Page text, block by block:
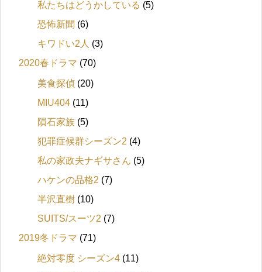
私たちはどうかしている (5)
恐怖新聞 (6)
キワドい2人 (3)
2020春ドラマ (70)
美食探偵 (20)
MIU404 (11)
隕石家族 (5)
犯罪症候群シーズン2 (4)
私の家政夫ナギサさん (5)
ハケンの品格2 (7)
半沢直樹 (10)
SUITS/スーツ2 (7)
2019冬ドラマ (71)
絶対零度 シーズン4 (11)